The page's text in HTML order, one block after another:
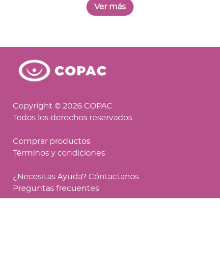
Copyright © 2026 COPAC
Todos los derechos reservados.
Comprar productos
Términos y condiciones
¿Necesitas Ayuda? Cóntactanos
Preguntas frecuentes